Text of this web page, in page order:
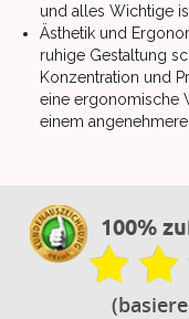
und alles Wichtige
Ästhetik und
ruhige Gestaltung
Konzentration und
eine ergonomische
einem
100%